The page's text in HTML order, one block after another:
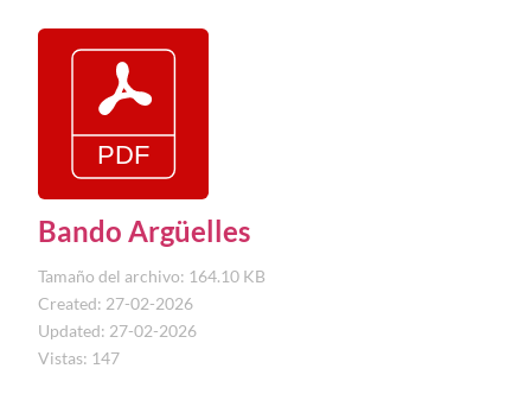
Bando Argüelles
Tamaño del archivo: 164.10 KB
Created: 27-02-2026
Updated: 27-02-2026
Vistas: 147